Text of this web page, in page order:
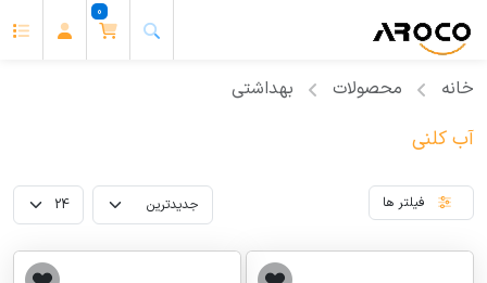
0
خانه محصولات بهداشتی
آب کلنی